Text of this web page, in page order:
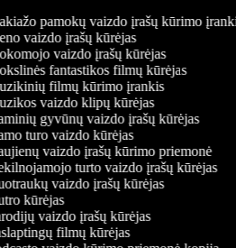
pamokų vaizdo įrašų kūrimo
vaizdo įrašų kūrėjas
vaizdo įrašų kūrėjas
fantastikos filmų kūrėjas
filmų kūrimo įrankis
vaizdo klipų kūrėjas
gyvūnų vaizdo įrašų kūrėjas
turo vaizdo kūrėjas
vaizdo įrašų kūrimo priemonė
turto vaizdo įrašų kūrėjas
vaizdo įrašų kūrėjas
kūrėjas
vaizdo įrašų kūrėjas
filmų kūrėjas